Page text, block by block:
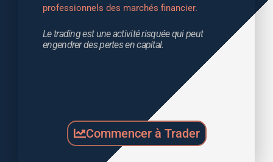
professionnels des marchés financier.
Le trading est une activité risquée qui peut
engendrer des pertes en capital.
Commencer à Trader